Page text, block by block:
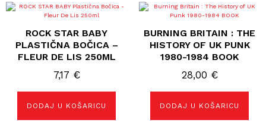
ROCK STAR BABY
PLASTIČNA BOČICA –
FLEUR DE LIS 250ML
7,17 €
DODAJ U KOŠARICU
BURNING BRITAIN : THE
HISTORY OF UK PUNK
1980-1984 BOOK
28,00 €
DODAJ U KOŠARICU